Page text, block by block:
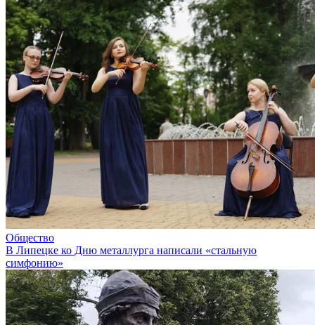
Общество
В Липецке ко Дню металлурга написали «стальную
симфонию»